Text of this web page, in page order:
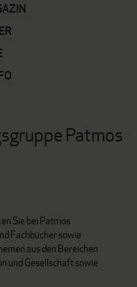
Patmos
Sie bei Patmos
Fachbücher sowie
aus den Bereichen
und Gesellschaft sowie